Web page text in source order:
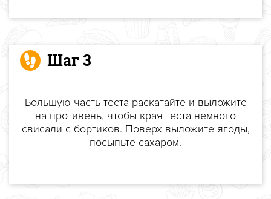
Шаг 3
Большую часть теста раскатайте и выложите
на противень, чтобы края теста немного
свисали с бортиков. Поверх выложите ягоды,
посыпьте сахаром.